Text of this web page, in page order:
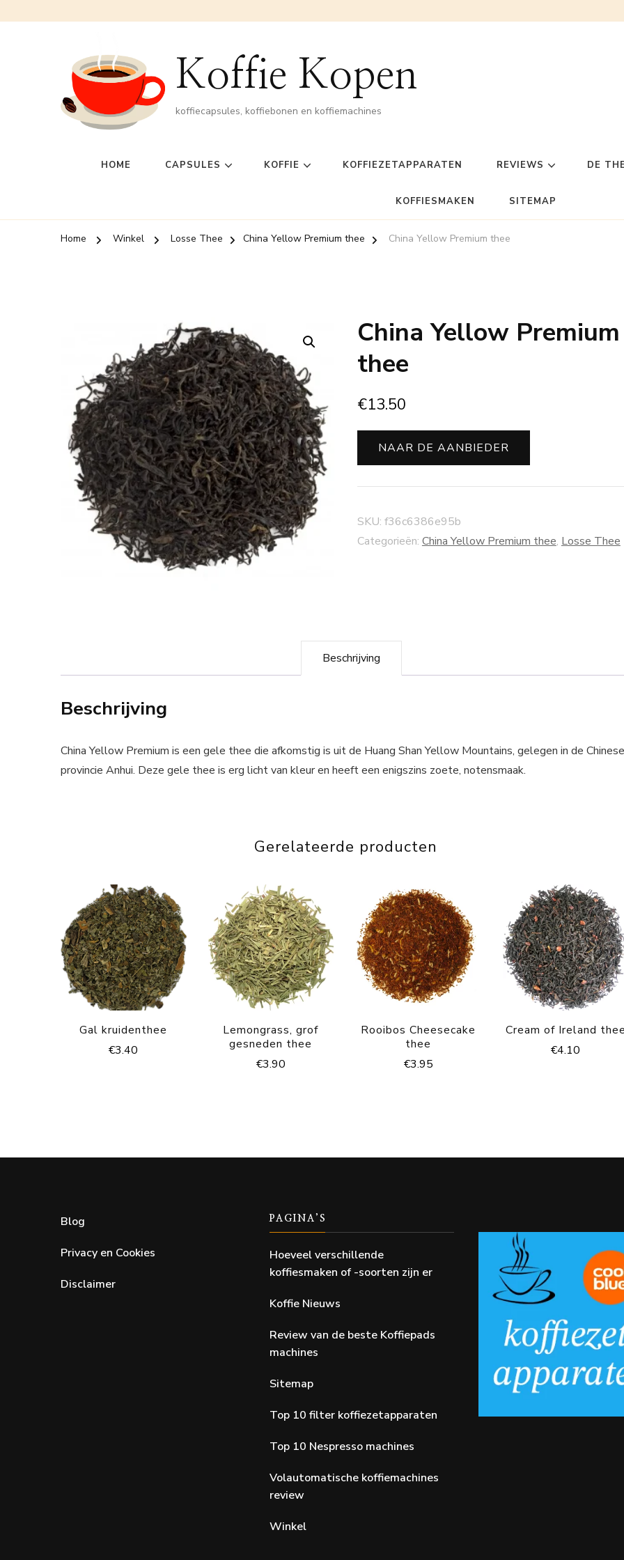
Koffie Kopen
koffiecapsules, koffiebonen en koffiemachines
HOME CAPSULES KOFFIE KOFFIEZETAPPARATEN REVIEWS DE
KOFFIESMAKEN SITEMAP
Home Winkel Losse Thee China Yellow Premium thee China Yellow Premium thee
China Yellow Premium
thee
€13.50
NAAR DE AANBIEDER
SKU: f36c6386e95b
Categorieën: China Yellow Premium thee, Losse Thee
Beschrijving
Beschrijving
China Yellow Premium is een gele thee die afkomstig is uit de Huang Shan Yellow Mountains, gelegen in de Chinese
provincie Anhui. Deze gele thee is erg licht van kleur en heeft een enigszins zoete, notensmaak.
Gerelateerde producten
Gal kruidenthee
€3.40
Lemongrass, grof
gesneden thee
€3.90
Rooibos Cheesecake
thee
€3.95
Cream of Ireland
€4.10
Blog
Privacy en Cookies
Disclaimer
PAGINA’S
Hoeveel verschillende
koffiesmaken of -soorten zijn er
Koffie Nieuws
Review van de beste Koffiepads
machines
Sitemap
Top 10 filter koffiezetapparaten
Top 10 Nespresso machines
Volautomatische koffiemachines
review
Winkel